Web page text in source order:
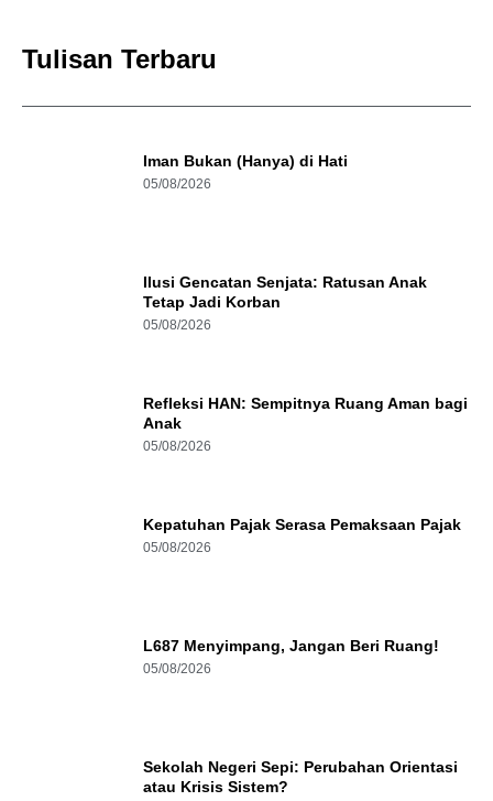
Tulisan Terbaru
Iman Bukan (Hanya) di Hati
05/08/2026
Ilusi Gencatan Senjata: Ratusan Anak
Tetap Jadi Korban
05/08/2026
Refleksi HAN: Sempitnya Ruang Aman bagi
Anak
05/08/2026
Kepatuhan Pajak Serasa Pemaksaan Pajak
05/08/2026
L687 Menyimpang, Jangan Beri Ruang!
05/08/2026
Sekolah Negeri Sepi: Perubahan Orientasi
atau Krisis Sistem?